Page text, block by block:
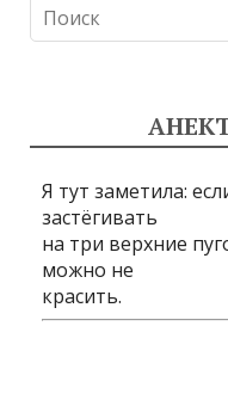
Я тут заметила:
застёгивать
на три верхние
можно не
красить.